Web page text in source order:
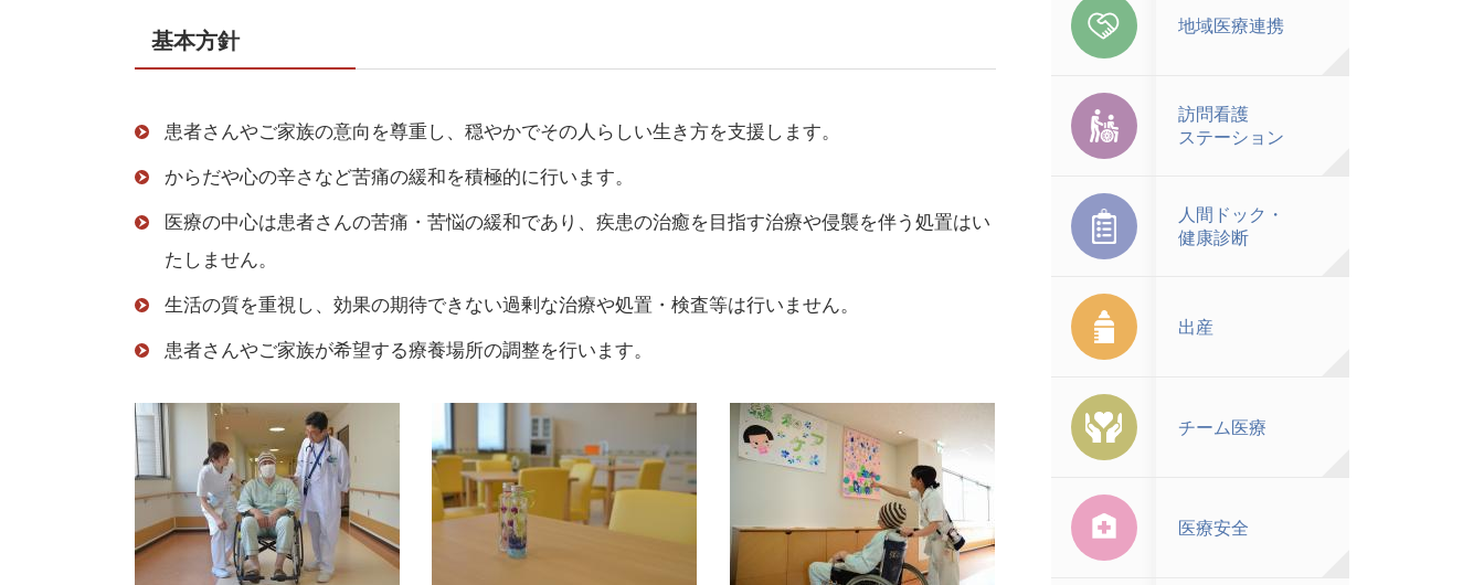
基本方針
患者さんやご家族の意向を尊重し、穏やかでその人らしい生き方を支援します。
からだや心の辛さなど苦痛の緩和を積極的に行います。
医療の中心は患者さんの苦痛・苦悩の緩和であり、疾患の治癒を目指す治療や侵襲を伴う処置はい
たしません。
生活の質を重視し、効果の期待できない過剰な治療や処置・検査等は行いません。
患者さんやご家族が希望する療養場所の調整を行います。
地域医療連携
訪問看護
ステーション
人間ドック・
健康診断
出産
チーム医療
医療安全